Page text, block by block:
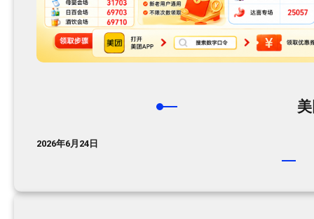
2026年6月24日